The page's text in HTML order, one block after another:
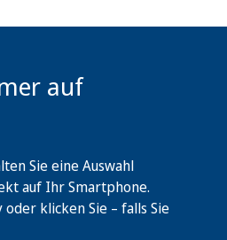
auf
Sie eine Auswahl
auf Ihr Smartphone.
klicken Sie – falls Sie